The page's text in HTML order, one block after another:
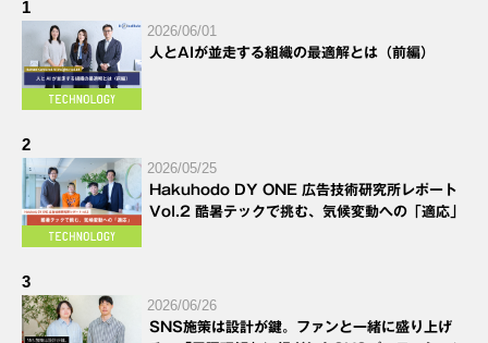
1
2026/06/01
人とAIが並走する組織の最適解とは（前編）
2
2026/05/25
Hakuhodo DY ONE 広告技術研究所レポート
Vol.2 酷暑テックで挑む、気候変動への「適応」
3
2026/06/26
SNS施策は設計が鍵。ファンと一緒に盛り上げ